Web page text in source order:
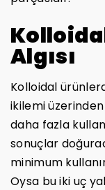
Algısı
Kolloidal
ikilemi üzerinden
daha fazla
sonuçlar
minimum
Oysa bu iki uç